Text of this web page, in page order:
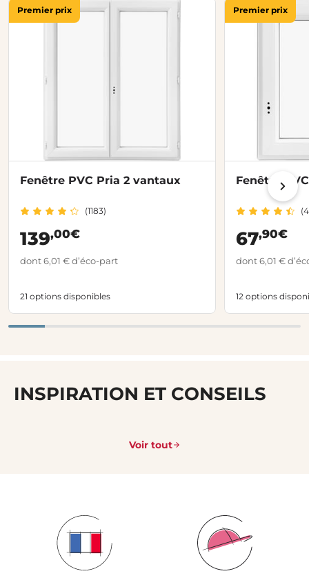
Premier prix
Fenêtre PVC Pria 2 vantaux
(1183)
139,00€
dont 6,01 € d’éco-part
21 options disponibles
Premier prix
Fenêtre
67,90€
dont 6,01 €
12 options
INSPIRATION ET CONSEILS
Voir tout